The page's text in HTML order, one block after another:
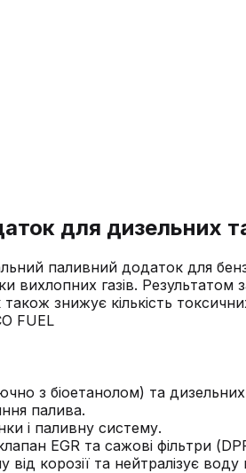
для дизельних
паливний додаток для
газів.
знижує кількість
з біоетанолом) та
палива.
і паливну систему.
EGR та сажові фільтри
корозії та нейтралізує